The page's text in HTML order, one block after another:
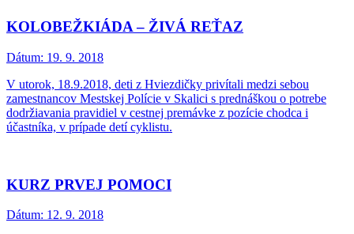
KOLOBEŽKIÁDA – ŽIVÁ REŤAZ
Dátum: 19. 9. 2018
V utorok, 18.9.2018, deti z Hviezdičky privítali medzi sebou
zamestnancov Mestskej Polície v Skalici s prednáškou o potrebe
dodržiavania pravidiel v cestnej premávke z pozície chodca i
účastníka, v prípade detí cyklistu.
KURZ PRVEJ POMOCI
Dátum: 12. 9. 2018